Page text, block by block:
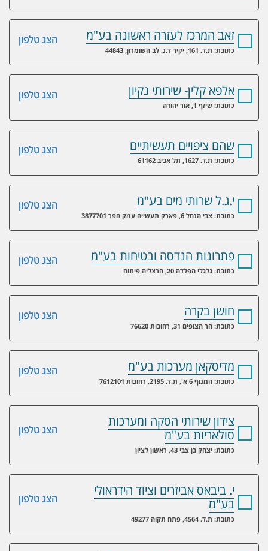
הצג טלפון זאב המרכז לעזרה ראשונה בע"מ
כתובת: ת.ד. 161, יקיר ד.נ. לב השומרון, 44843
הצג טלפון אלפא קלין- שירותי נקיון
כתובת: שיזף 1, אור יהודה
הצג טלפון שהם ציפויים תעשיתיים
כתובת: ת.ד. 1627, תל אביב 61162
הצג טלפון י.ג.ל שרותי מים בע"מ
כתובת: צבי הנחל 6, פארק תעשייה עמק חפר 3877701
הצג טלפון פתרונות הנדסה ובטיחות בע"מ
כתובת: גלגלי הפלדה 20, הרצליה פיתוח
הצג טלפון חושן בקרה
כתובת: הר הצופים 31, רחובות 76620
הצג טלפון מדיסקאן מערכות בע"מ
כתובת: המנוף 6 א', ת.ד. 2195, רחובות 7612101
הצג טלפון
צידון שירותי הסקה ומערכות
סולאריות בע"מ
כתובת: יצחק בן צבי 43, ראשון לציון
הצג טלפון
י. ביבאס אביזרים וציוד הידראולי
בע"מ
כתובת: ת.ד. 4564, פתח תקוה 49277